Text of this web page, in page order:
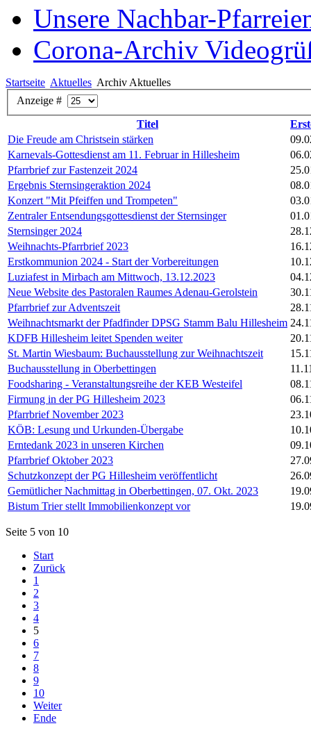
Unsere Nachbar-
Corona-Archiv
Startseite Aktuelles Archiv Aktuelles
Anzeige #
Titel
Die Freude am Christsein stärken
Karnevals-Gottesdienst am 11. Februar in Hillesheim
Pfarrbrief zur Fastenzeit 2024
Ergebnis Sternsingeraktion 2024
Konzert "Mit Pfeiffen und Trompeten"
Zentraler Entsendungsgottesdienst der Sternsinger
Sternsinger 2024
Weihnachts-Pfarrbrief 2023
Erstkommunion 2024 - Start der Vorbereitungen
Luziafest in Mirbach am Mittwoch, 13.12.2023
Neue Website des Pastoralen Raumes Adenau-Gerolstein
Pfarrbrief zur Adventszeit
Weihnachtsmarkt der Pfadfinder DPSG Stamm Balu Hillesheim
KDFB Hillesheim leitet Spenden weiter
St. Martin Wiesbaum: Buchausstellung zur Weihnachtszeit
Buchausstellung in Oberbettingen
Foodsharing - Veranstaltungsreihe der KEB Westeifel
Firmung in der PG Hillesheim 2023
Pfarrbrief November 2023
KÖB: Lesung und Urkunden-Übergabe
Erntedank 2023 in unseren Kirchen
Pfarrbrief Oktober 2023
Schutzkonzept der PG Hillesheim veröffentlicht
Gemütlicher Nachmittag in Oberbettingen, 07. Okt. 2023
Bistum Trier stellt Immobilienkonzept vor
Seite 5 von 10
Start
Zurück
1
2
3
4
5
6
7
8
9
10
Weiter
Ende